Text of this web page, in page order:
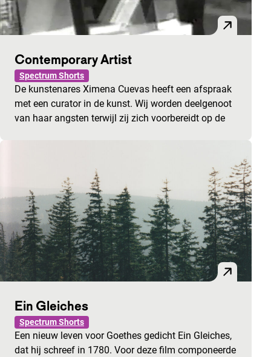
Contemporary Artist
Spectrum Shorts
De kunstenares Ximena Cuevas heeft een afspraak
met een curator in de kunst. Wij worden deelgenoot
van haar angsten terwijl zij zich voorbereidt op de
Ein Gleiches
Spectrum Shorts
Een nieuw leven voor Goethes gedicht Ein Gleiches,
dat hij schreef in 1780. Voor deze film componeerde